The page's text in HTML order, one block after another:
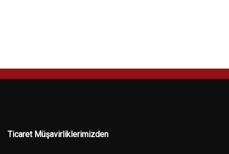
Ticaret Müşavirliklerimizden